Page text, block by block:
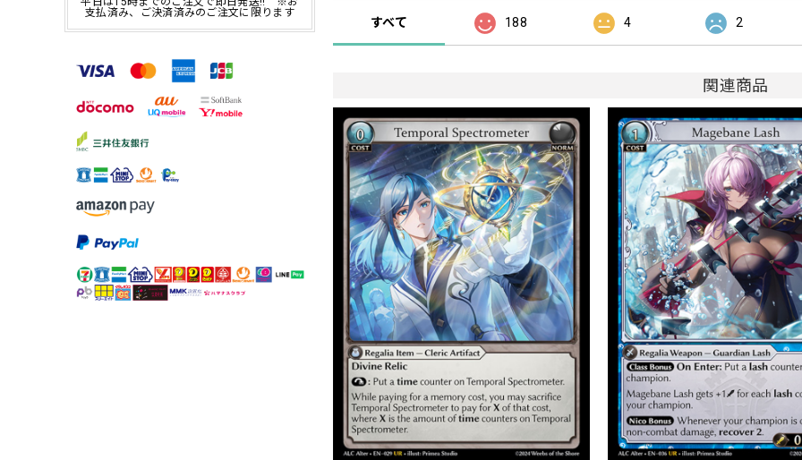
支払済み、ご決済済みのご注文に限ります
すべて 188 4 2
関連商品